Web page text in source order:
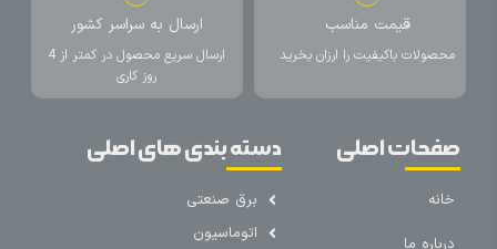
قیمت مناسب
محصولات باکیفیت را ارزان بخرید
ارسال به سراسر کشور
ارسال سریع محصول در کمتر از 4
روز کاری
صفحات اصلی
خانه
دسته بندی های اصلی
برق صنعتی
اتوماسیون